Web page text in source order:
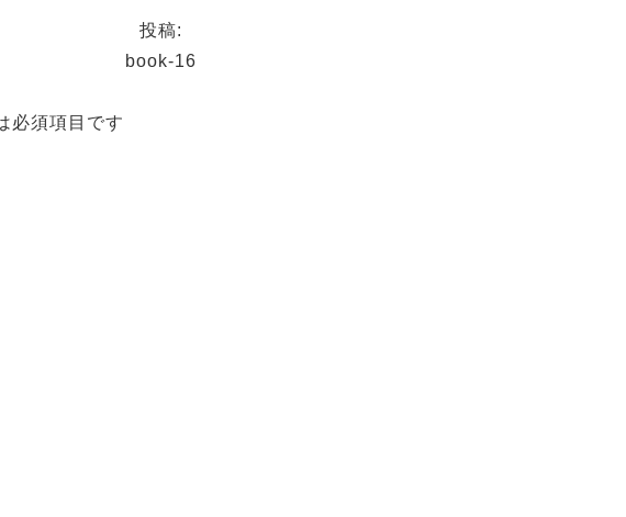
投稿:
book-16
必須項目です